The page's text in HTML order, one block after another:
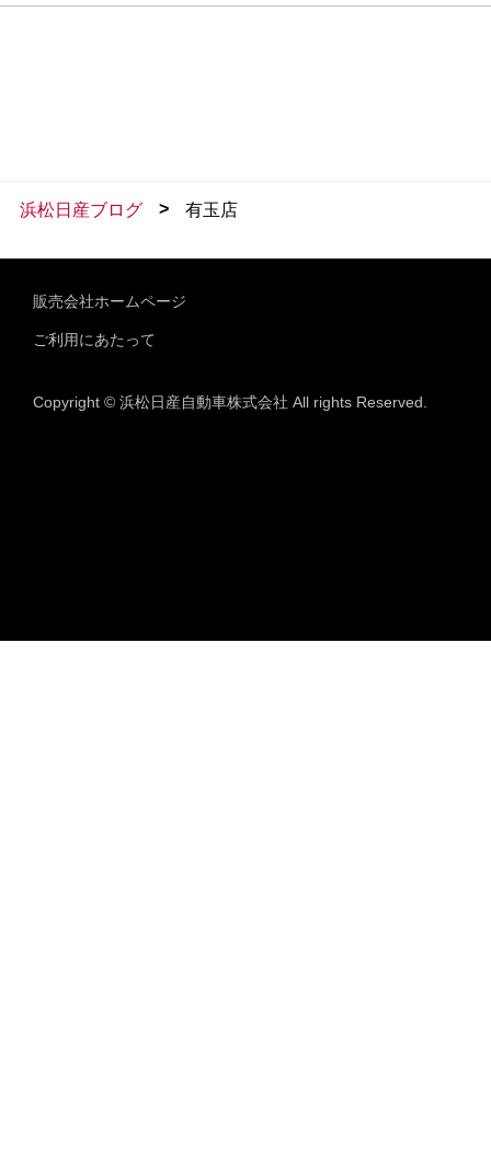
浜松日産ブログ > 有玉店
販売会社ホームページ
ご利用にあたって
Copyright © 浜松日産自動車株式会社 All rights Reserved.